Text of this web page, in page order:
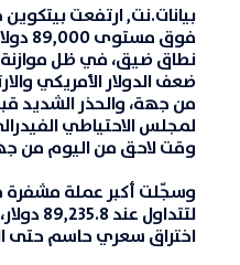
بيانات.نت,ارتفعتبيتكوين
فوق
نطاق ضيق، في ظل موازنة
ضعفالدولار الأمريكي
من جهة، والحذر الشديد
لمجلس الاحتياطي
وقت لاحق من اليوم من
وسجّلت أكبرعملة
اختراق سعري حاسم حتى